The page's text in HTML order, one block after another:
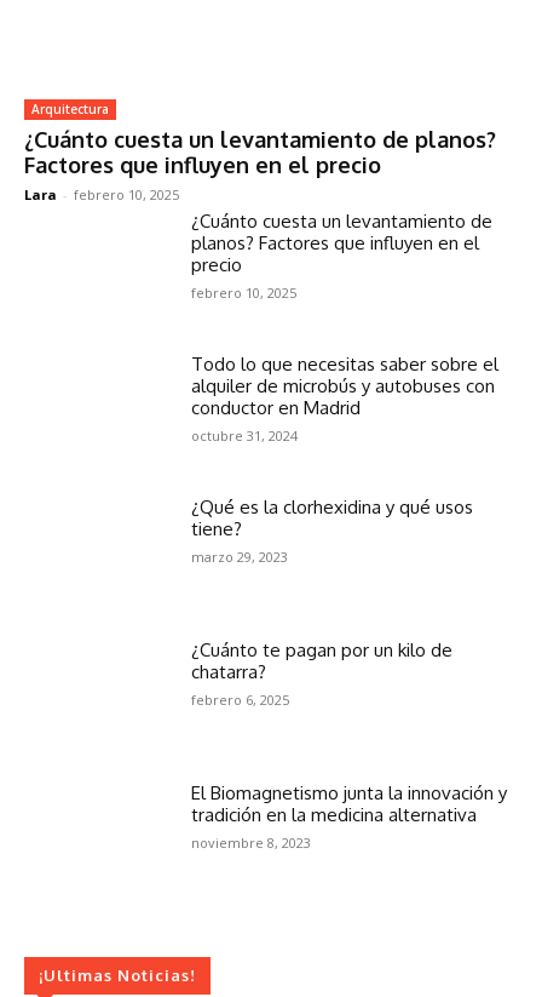
Arquitectura
¿Cuánto cuesta un levantamiento de planos?
Factores que influyen en el precio
Lara - febrero 10, 2025
¿Cuánto cuesta un levantamiento de
planos? Factores que influyen en el
precio
febrero 10, 2025
Todo lo que necesitas saber sobre el
alquiler de microbús y autobuses con
conductor en Madrid
octubre 31, 2024
¿Qué es la clorhexidina y qué usos
tiene?
marzo 29, 2023
¿Cuánto te pagan por un kilo de
chatarra?
febrero 6, 2025
El Biomagnetismo junta la innovación y
tradición en la medicina alternativa
noviembre 8, 2023
¡Ultimas Noticias!